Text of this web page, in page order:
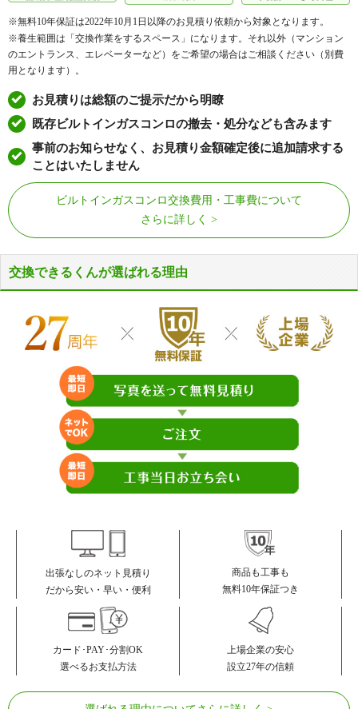
※無料10年保証は2022年10月1日以降のお見積り依頼から対象となります。
※養生範囲は「交換作業をするスペース」になります。それ以外（マンション
のエントランス、エレベーターなど）をご希望の場合はご相談ください（別費
用となります）。
お見積りは総額のご提示だから明瞭
既存ビルトインガスコンロの撤去・処分なども含みます
事前のお知らせなく、お見積り金額確定後に追加請求する
ことはいたしません
ビルトインガスコンロ交換費用・工事費について
さらに詳しく
交換できるくんが選ばれる理由
出張なしのネット見積り
だから安い・早い・便利
商品も工事も
無料10年保証つき
カード･PAY･分割OK
選べるお支払方法
上場企業の安心
設立27年の信頼